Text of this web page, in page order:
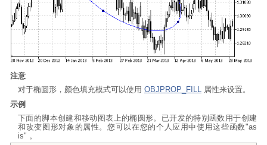
注意
对于椭圆形，颜色填充模式可以使用 OBJPROP_FILL
属性来设置。
示例
下面的脚本创建和移动图表上的椭圆形。已开发的特别函数用于创建
和改变图形对象的属性。您可以在您的个人应用中使用这些函数"as
is" 。